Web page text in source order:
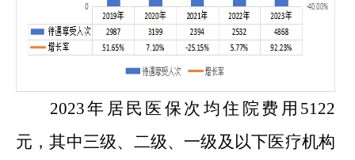
2023年居民医保次均住院费用 5122
元，其中三级、二级、一级及以下医疗机构